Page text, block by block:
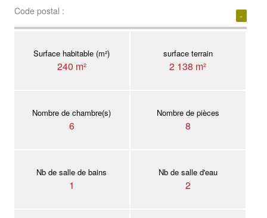
Code postal : -
Surface habitable (m²)
240 m²
surface terrain
2 138 m²
Nombre de chambre(s)
6
Nombre de pièces
8
Nb de salle de bains
1
Nb de salle d'eau
2